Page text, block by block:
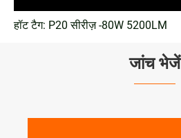
हॉट टैग: P20 सीरीज़ -80W 5200LM
जांच भेजें